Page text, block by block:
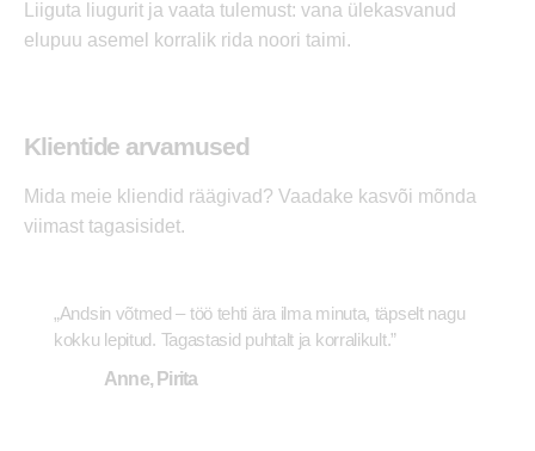
Liiguta liugurit ja vaata tulemust: vana ülekasvanud
elupuu asemel korralik rida noori taimi.
Klientide arvamused
Mida meie kliendid räägivad? Vaadake kasvõi mõnda
viimast tagasisidet.
„Andsin võtmed – töö tehti ära ilma minuta, täpselt nagu
kokku lepitud. Tagastasid puhtalt ja korralikult.”
Anne, Pirita